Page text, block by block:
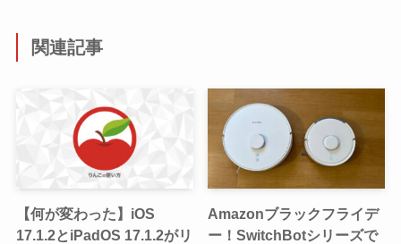
関連記事
【何が変わった】iOS
17.1.2とiPadOS 17.1.2がリ
Amazonブラックフライデ
ー！SwitchBotシリーズで